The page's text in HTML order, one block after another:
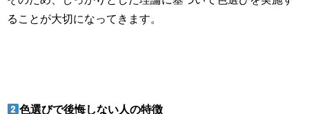
ることが大切になってきます。
色選びで後悔しない人の特徴